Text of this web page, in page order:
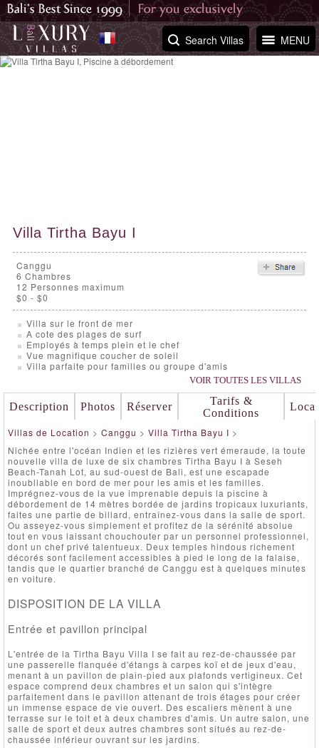
MENU
Search Villas
Villa Tirtha Bayu I
Canggu
6 Chambres
12 Personnes maximum
$0 - $0
Villa sur le front de mer
A cote des plages de surf
Employés à temps plein et le chef
Vue magnifique coucher de soleil
Villa parfaite pour familles ou groupe d'amis
VOIR TOUTES LES VILLAS
Description Photos Réserver
Tarifs &
Conditions
Villas de Location > Canggu > Villa Tirtha Bayu I >
Nichée entre l'océan Indien et les rizières vert émeraude, la toute
nouvelle villa de luxe de six chambres Tirtha Bayu I à Seseh
Beach-Tanah Lot, au sud-ouest de Bali, est une escapade
inoubliable en bord de mer pour les amis et les familles.
Imprégnez-vous de la vue imprenable depuis la piscine à
débordement de 14 mètres bordée de jardins tropicaux luxuriants,
faites une partie de billard, entraînez-vous dans la salle de sport.
Ou asseyez-vous simplement et profitez de la sérénité absolue
tout en vous laissant chouchouter par un personnel professionnel,
dont un chef privé talentueux. Deux temples hindous richement
décorés sont facilement accessibles à pied le long de la falaise,
tandis que le quartier branché de Canggu est à quelques minutes
en voiture.
DISPOSITION DE LA VILLA
Entrée et pavillon principal
L'entrée de la Tirtha Bayu Villa I se fait au rez-de-chaussée par
une passerelle flanquée d'étangs à carpes koï et de jeux d'eau,
menant à un pavillon de plain-pied aux plafonds vertigineux. Cet
espace comprend deux chambres et un salon qui s'intègre
parfaitement dans le pavillon attenant de trois étages pour créer
un immense espace de vie ouvert. Des escaliers mènent à une
terrasse sur le toit et à deux chambres d'amis. Un autre salon, une
salle de sport et deux autres chambres sont situés au rez-de-
chaussée inférieur ouvrant sur les jardins.